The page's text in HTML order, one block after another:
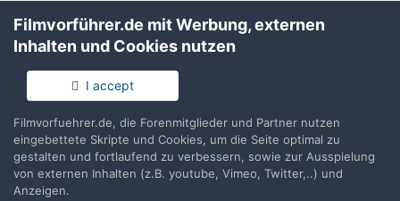
Filmvorführer.de mit Werbung, externen
Inhalten und Cookies nutzen
I accept
Filmvorfuehrer.de, die Forenmitglieder und Partner nutzen
eingebettete Skripte und Cookies, um die Seite optimal zu
gestalten und fortlaufend zu verbessern, sowie zur Ausspielung
von externen Inhalten (z.B. youtube, Vimeo, Twitter,..) und
Anzeigen.